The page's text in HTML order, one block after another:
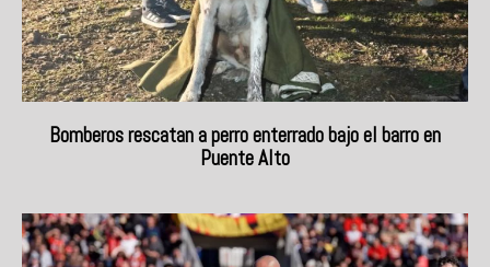
Bomberos rescatan a perro enterrado bajo el barro en
Puente Alto